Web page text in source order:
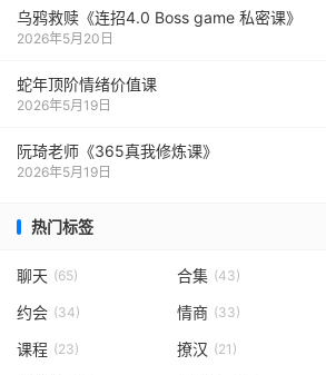
乌鸦救赎《连招4.0 Boss game 私密课》
2026年5月20日
蛇年顶阶情绪价值课
2026年5月19日
阮琦老师《365真我修炼课》
2026年5月19日
热门标签
聊天 (65) 合集 (43)
约会 (34) 情商 (33)
课程 (23) 撩汉 (21)